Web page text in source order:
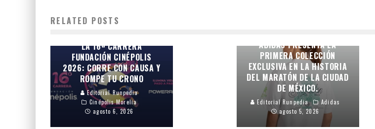
RELATED POSTS
¡INSCRIPCIONES ABIERTAS!
LA 16ª CARRERA
FUNDACIÓN CINÉPOLIS
2026: CORRE CON CAUSA Y
ROMPE TU CRONO
Editorial Runpedia
Cinépolis Morelia
agosto 6, 2026
ADIDAS PRESENTA LA
PRIMERA COLECCIÓN
EXCLUSIVA EN LA HISTORIA
DEL MARATÓN DE LA CIUDAD
DE MÉXICO.
Editorial Runpedia
Adidas
agosto 5, 2026